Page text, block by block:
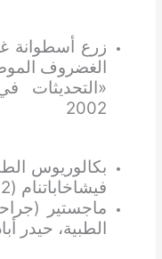
زرع أسطوانة
الغضروف
«التحديثات
2002
بكالوريوس
فيشاخاباتنام (1992)
ماجستير
الطبية، حيدر أباد